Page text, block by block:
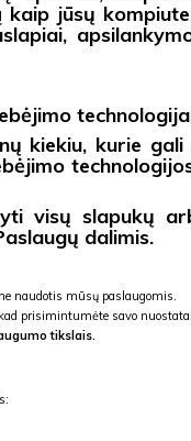
jūsų
kiekiu, kurie
visų slapukų
dalimis.
naudotis mūsų paslaugomis.
kad prisimintumėte savo
tikslais.